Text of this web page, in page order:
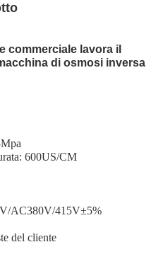
commerciale lavora il
di osmosi inversa
600US/CM
AC380V/415V±5%
del cliente